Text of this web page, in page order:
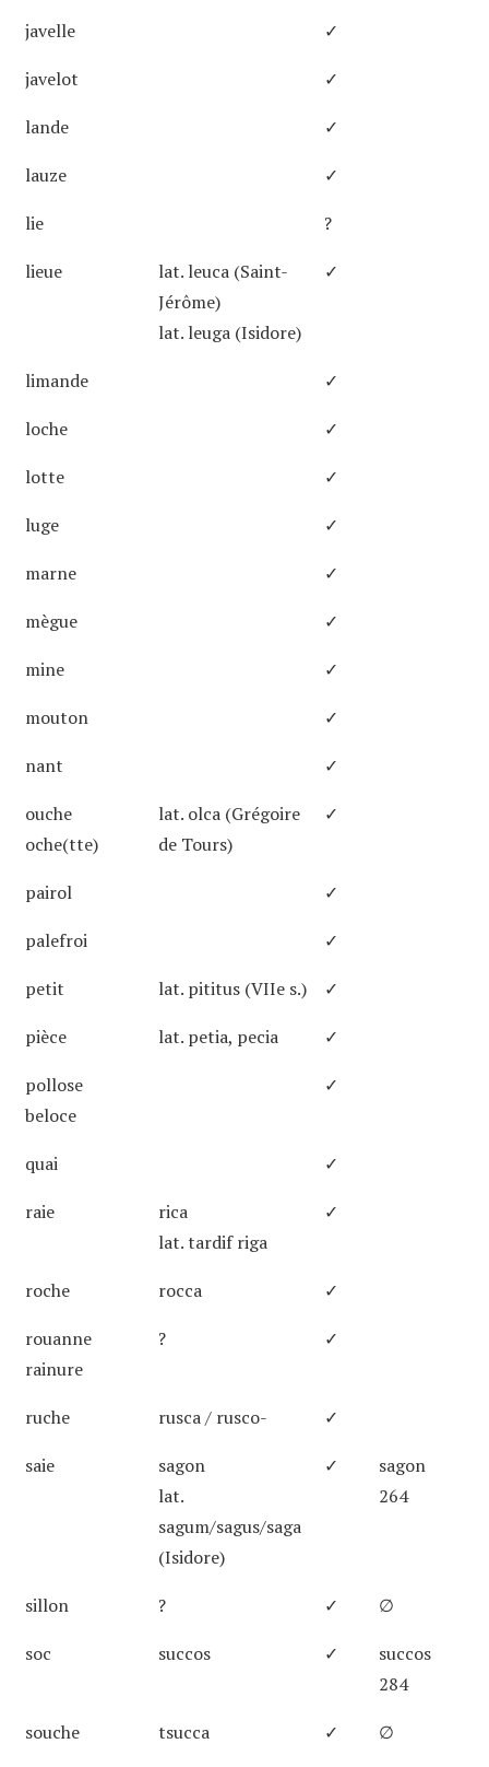
javelle
✓
javelot
✓
lande
✓
lauze
✓
lie
?
lieue
lat. leuca (Saint-
Jérôme)
lat. leuga (Isidore)
✓
limande
✓
loche
✓
lotte
✓
luge
✓
marne
✓
mègue
✓
mine
✓
mouton
✓
nant
✓
ouche
oche(tte)
lat. olca (Grégoire
de Tours)
✓
pairol
✓
palefroi
✓
petit
lat. pititus (VIIe s.)
✓
pièce
lat. petia, pecia
✓
pollose
beloce
✓
quai
✓
raie
rica
lat. tardif riga
✓
roche rocca
✓
rouanne
rainure
? ✓
ruche rusca / rusco-
✓
saie
sagon
lat.
sagum/sagus/saga
(Isidore)
✓
sagon
264
sillon ? ✓
∅
soc
succos ✓
succos
284
souche
tsucca ✓
∅